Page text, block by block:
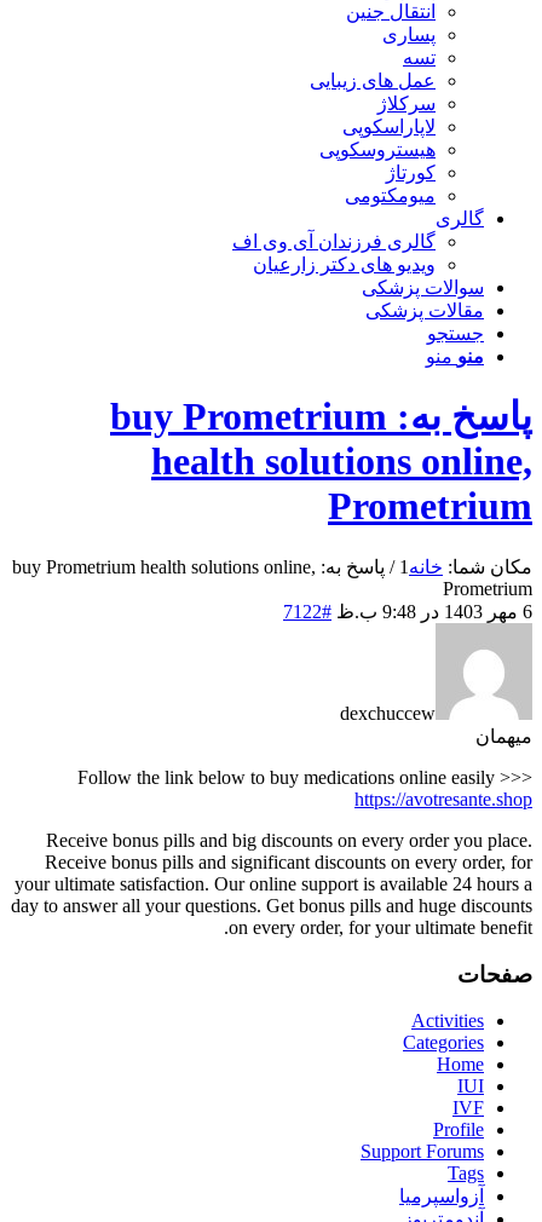
انتقال جنین
پساری
تسه
عمل های زیبایی
سرکلاژ
لاپاراسکوپی
هیستروسکوپی
کورتاژ
میومکتومی
گالری
گالری فرزندان آی وی اف
ویدیو های دکتر زارعیان
سوالات پزشکی
مقالات پزشکی
جستجو
منو منو
پاسخ به: buy Prometrium
health solutions online,
Prometrium
مکان شما: خانه 1
/
پاسخ به: buy Prometrium health solutions online,
Prometrium
6 مهر 1403 در 9:48 ب.ظ
#7122
dexchuccew
میهمان
Follow the link below to buy medications online easily >>>
https://avotresante.shop
Receive bonus pills and big discounts on every order you place.
Receive bonus pills and significant discounts on every order, for
your ultimate satisfaction. Our online support is available 24 hours a
day to answer all your questions. Get bonus pills and huge discounts
on every order, for your ultimate benefit.
صفحات
Activities
Categories
Home
IUI
IVF
Profile
Support Forums
Tags
آزواسپرمیا